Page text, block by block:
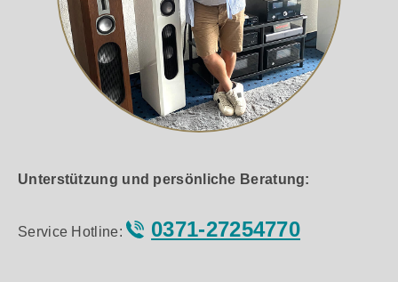
Unterstützung und persönliche Beratung:
Service Hotline: 0371-27254770